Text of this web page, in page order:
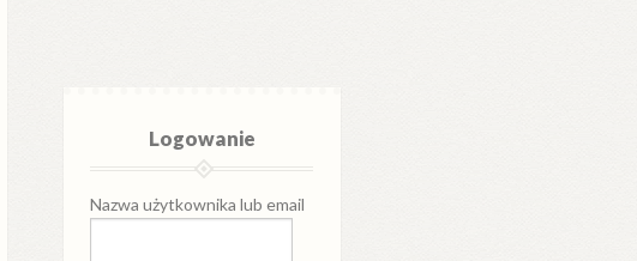
Logowanie
Nazwa użytkownika lub email